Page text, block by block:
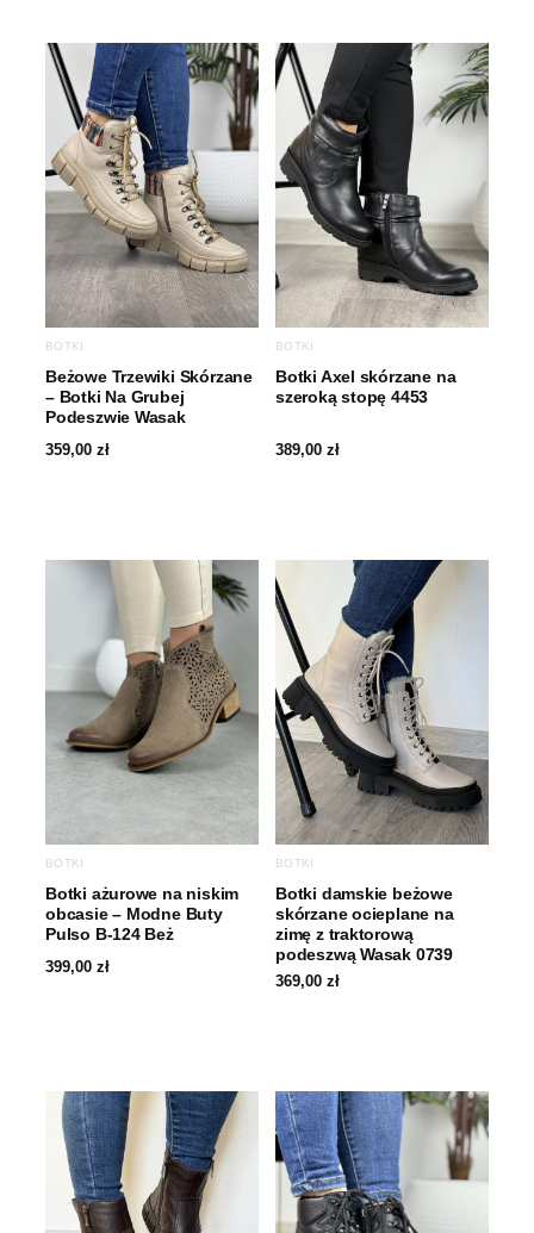
BOTKI
Beżowe Trzewiki Skórzane
– Botki Na Grubej
Podeszwie Wasak
359,00 zł
BOTKI
Botki Axel skórzane na
szeroką stopę 4453
389,00 zł
BOTKI
Botki ażurowe na niskim
obcasie – Modne Buty
Pulso B-124 Beż
399,00 zł
BOTKI
Botki damskie beżowe
skórzane ocieplane na
zimę z traktorową
podeszwą Wasak 0739
369,00 zł